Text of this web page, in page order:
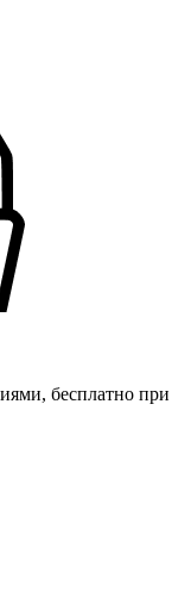
бесплатно при